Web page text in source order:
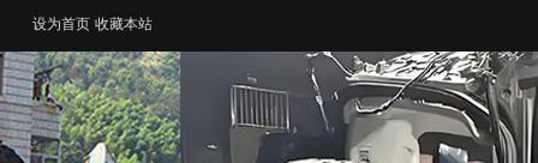
设为首页 收藏本站